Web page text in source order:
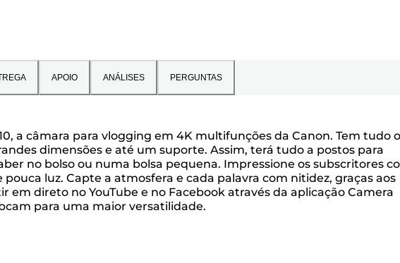
APOIO ANÁLISES PERGUNTAS
a câmara para vlogging em 4K multifunções da Canon. Tem tudo o
dimensões e até um suporte. Assim, terá tudo a postos para
no bolso ou numa bolsa pequena. Impressione os subscritores
luz. Capte a atmosfera e cada palavra com nitidez, graças aos
direto no YouTube e no Facebook através da aplicação Camera
para uma maior versatilidade.